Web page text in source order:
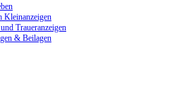
Kleinanzeigen
Traueranzeigen
& Beilagen